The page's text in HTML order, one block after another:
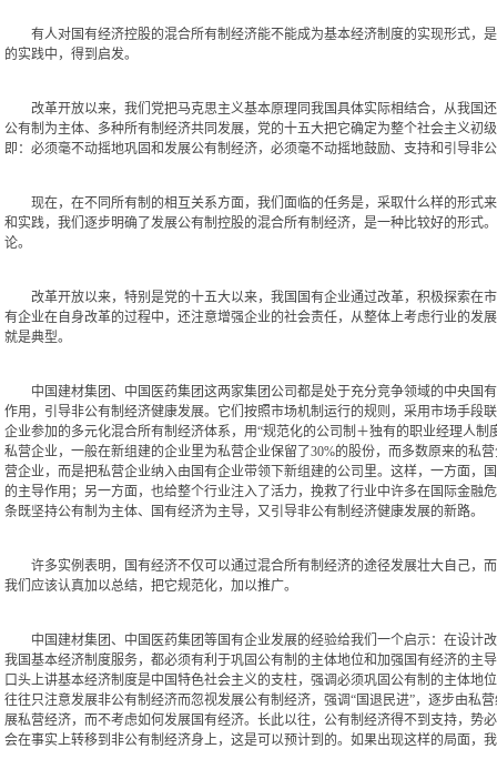
有人对国有经济控股的混合所有制经济能不能成为基本经济制度的实现形式，
的实践中，得到启发。
改革开放以来，我们党把马克思主义基本原理同我国具体实际相结合，从我国
公有制为主体、多种所有制经济共同发展，党的十五大把它确定为整个社会主义初
即：必须毫不动摇地巩固和发展公有制经济，必须毫不动摇地鼓励、支持和引导非
现在，在不同所有制的相互关系方面，我们面临的任务是，采取什么样的形式
和实践，我们逐步明确了发展公有制控股的混合所有制经济，是一种比较好的形
论。
改革开放以来，特别是党的十五大以来，我国国有企业通过改革，积极探索在
有企业在自身改革的过程中，还注意增强企业的社会责任，从整体上考虑行业的
就是典型。
中国建材集团、中国医药集团这两家集团公司都是处于充分竞争领域的中央国
作用，引导非公有制经济健康发展。它们按照市场机制运行的规则，采用市场手
企业参加的多元化混合所有制经济体系，用“规范化的公司制＋独有的职业经理人
私营企业，一般在新组建的企业里为私营企业保留了30%的股份，而多数原来的私
营企业，而是把私营企业纳入由国有企业带领下新组建的公司里。这样，一方面
的主导作用；另一方面，也给整个行业注入了活力，挽救了行业中许多在国际金
条既坚持公有制为主体、国有经济为主导，又引导非公有制经济健康发展的新路。
许多实例表明，国有经济不仅可以通过混合所有制经济的途径发展壮大自己，
我们应该认真加以总结，把它规范化，加以推广。
中国建材集团、中国医药集团等国有企业发展的经验给我们一个启示：在设计
我国基本经济制度服务，都必须有利于巩固公有制的主体地位和加强国有经济的主
口头上讲基本经济制度是中国特色社会主义的支柱，强调必须巩固公有制的主体
往往只注意发展非公有制经济而忽视发展公有制经济，强调“国退民进”，逐步由
展私营经济，而不考虑如何发展国有经济。长此以往，公有制经济得不到支持，
会在事实上转移到非公有制经济身上，这是可以预计到的。如果出现这样的局面，